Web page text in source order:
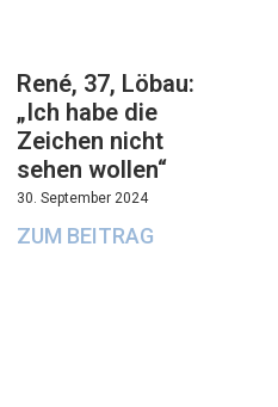
René, 37, Löbau:
„Ich habe die
Zeichen nicht
sehen wollen“
30. September 2024
ZUM BEITRAG